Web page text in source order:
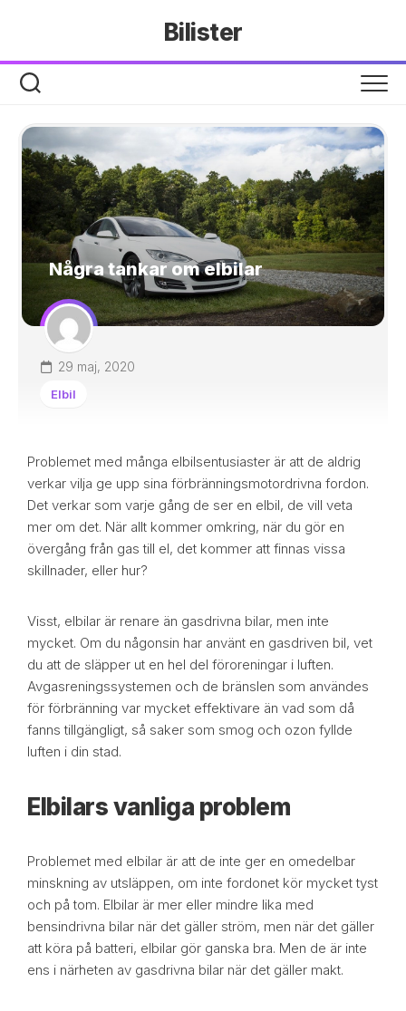
Bilister
Några tankar om elbilar
29 maj, 2020
Elbil
Problemet med många elbilsentusiaster är att de aldrig
verkar vilja ge upp sina förbränningsmotordrivna fordon.
Det verkar som varje gång de ser en elbil, de vill veta
mer om det. När allt kommer omkring, när du gör en
övergång från gas till el, det kommer att finnas vissa
skillnader, eller hur?
Visst, elbilar är renare än gasdrivna bilar, men inte
mycket. Om du någonsin har använt en gasdriven bil, vet
du att de släpper ut en hel del föroreningar i luften.
Avgasreningssystemen och de bränslen som användes
för förbränning var mycket effektivare än vad som då
fanns tillgängligt, så saker som smog och ozon fyllde
luften i din stad.
Elbilars vanliga problem
Problemet med elbilar är att de inte ger en omedelbar
minskning av utsläppen, om inte fordonet kör mycket tyst
och på tom. Elbilar är mer eller mindre lika med
bensindrivna bilar när det gäller ström, men när det gäller
att köra på batteri, elbilar gör ganska bra. Men de är inte
ens i närheten av gasdrivna bilar när det gäller makt.